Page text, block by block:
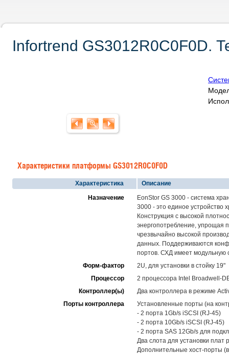
Infortrend GS3012R0C0F0D.
Характеристики платформы GS3012R0C0F0D
Характеристика
Описание
Назначение
EonStor GS 3000 - система
3000 - это единое устройство
Конструкция с высокой
энергопотребление, упрощая
чрезвычайно высокой
данных. Поддерживаются
портов. СХД имеет модульную
Форм-фактор
2U, для установки в стойку 19"
Процессор
2 процессора Intel Broadwell-
Контроллер(ы)
Два контроллера в режиме
Порты контроллера
Установленные порты (на
- 2 порта 1Gb/s iSCSI (RJ-45)
- 2 порта 10Gb/s iSCSI (RJ-45)
- 2 порта SAS 12Gb/s для
Два слота для установки
Дополнительные хост-порты